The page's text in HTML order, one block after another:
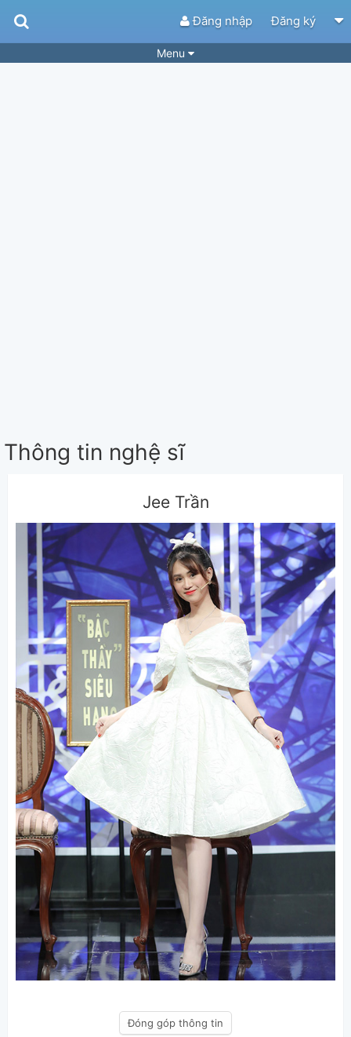
Đăng nhập Đăng ký
Menu
Thông tin nghệ sĩ
Jee Trần
Đóng góp thông tin